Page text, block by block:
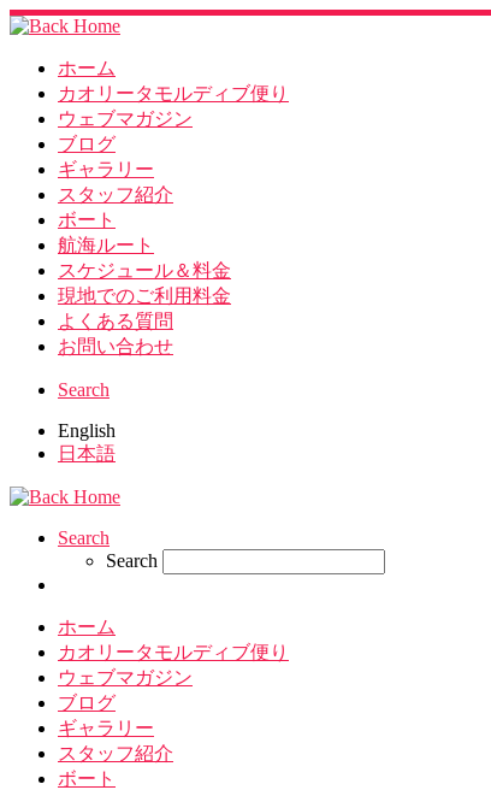
ホーム
カオリータモルディブ便り
ウェブマガジン
ブログ
ギャラリー
スタッフ紹介
ボート
航海ルート
スケジュール＆料金
現地でのご利用料金
よくある質問
お問い合わせ
Search
English
日本語
Search
Search
ホーム
カオリータモルディブ便り
ウェブマガジン
ブログ
ギャラリー
スタッフ紹介
ボート